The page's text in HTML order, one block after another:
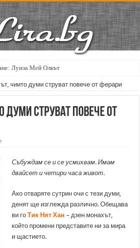
Луиза Мей Олкът
на големия поет винаги е и сила, и
чиито думи струват повече от ферари
думи струват повече от
Събуждам се и се усмихвам.Имам
двайсет и четири часа живот.
Ако отваряте сутрин очи с тези думи,
денят ще изглежда различно. Обещава
ви гоТик Нят Хан – дзен монахът,
който промени представите ни за мира
и щастието.